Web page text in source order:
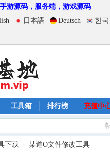
游源码，服务端，游戏源码
日本語 Deutsch 한
工具箱 排行榜 充值中
下载 › 某道O文件修改工具